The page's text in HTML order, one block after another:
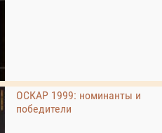
ОСКАР 1999: номинанты и
победители